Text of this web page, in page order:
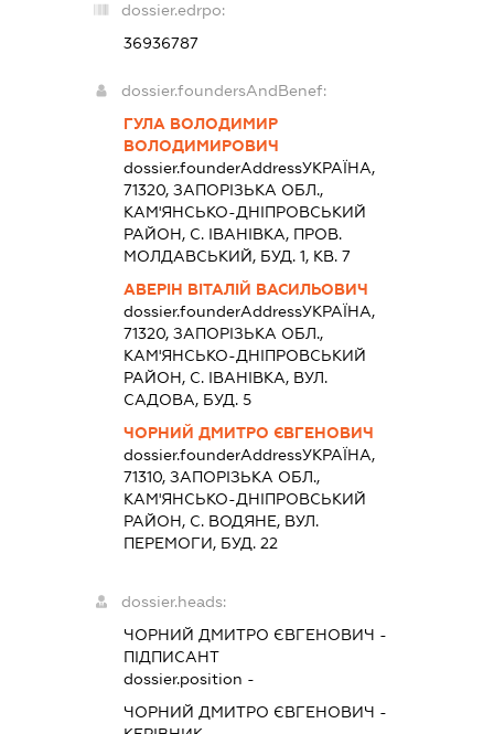
dossier.edrpo:
36936787
dossier.foundersAndBenef:
ГУЛА ВОЛОДИМИР
ВОЛОДИМИРОВИЧ
dossier.founderAddressУКРАЇНА,
71320, ЗАПОРIЗЬКА ОБЛ.,
КАМ'ЯНСЬКО-ДНIПРОВСЬКИЙ
РАЙОН, С. ІВАНІВКА, ПРОВ.
МОЛДАВСЬКИЙ, БУД. 1, КВ. 7
АВЕРІН ВІТАЛІЙ ВАСИЛЬОВИЧ
dossier.founderAddressУКРАЇНА,
71320, ЗАПОРIЗЬКА ОБЛ.,
КАМ'ЯНСЬКО-ДНIПРОВСЬКИЙ
РАЙОН, С. ІВАНІВКА, ВУЛ.
САДОВА, БУД. 5
ЧОРНИЙ ДМИТРО ЄВГЕНОВИЧ
dossier.founderAddressУКРАЇНА,
71310, ЗАПОРIЗЬКА ОБЛ.,
КАМ'ЯНСЬКО-ДНIПРОВСЬКИЙ
РАЙОН, С. ВОДЯНЕ, ВУЛ.
ПЕРЕМОГИ, БУД. 22
dossier.heads:
ЧОРНИЙ ДМИТРО ЄВГЕНОВИЧ -
ПІДПИСАНТ
dossier.position -
ЧОРНИЙ ДМИТРО ЄВГЕНОВИЧ -